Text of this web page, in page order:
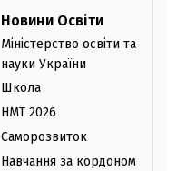
Новини Освіти
Міністерство освіти та
науки України
Школа
НМТ 2026
Саморозвиток
Навчання за кордоном